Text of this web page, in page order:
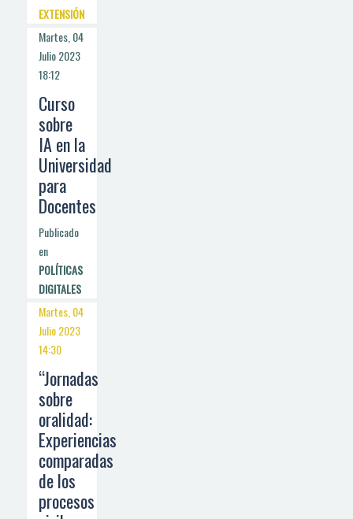
EXTENSIÓN
Martes, 04
Julio 2023
18:12
Curso
sobre
IA en la
Universidad
para
Docentes
Publicado
en
POLÍTICAS
DIGITALES
Martes, 04
Julio 2023
14:30
“Jornadas
sobre
oralidad:
Experiencias
comparadas
de los
procesos